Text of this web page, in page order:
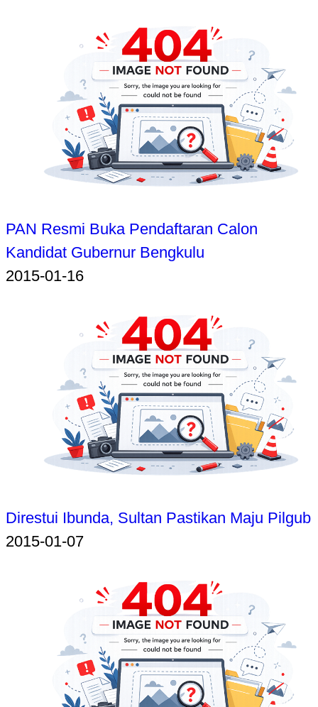
PAN Resmi Buka Pendaftaran Calon
Kandidat Gubernur Bengkulu
2015-01-16
Direstui Ibunda, Sultan Pastikan Maju Pilgub
2015-01-07